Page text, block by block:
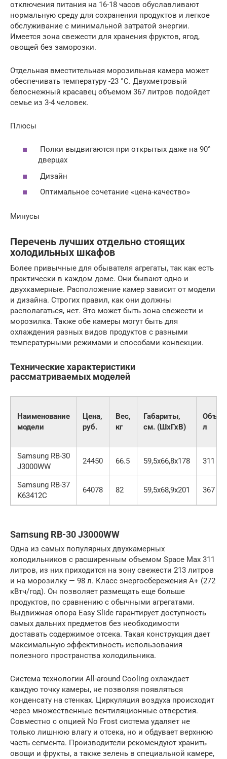
отключения питания на 16-18 часов обуславливают
нормальную среду для сохранения продуктов и легкое
обслуживание с минимальной затратой энергии.
Имеется зона свежести для хранения фруктов, ягод,
овощей без заморозки.
Отдельная вместительная морозильная камера может
обеспечивать температуру -23 °С. Двухметровый
белоснежный красавец объемом 367 литров подойдет
семье из 3-4 человек.
Плюсы
Полки выдвигаются при открытых даже на 90°
дверцах
Дизайн
Оптимальное сочетание «цена-качество»
Минусы
Перечень лучших отдельно стоящих
холодильных шкафов
Более привычные для обывателя агрегаты, так как есть
практически в каждом доме. Они бывают одно и
двухкамерные. Расположение камер зависит от модели
и дизайна. Строгих правил, как они должны
располагаться, нет. Это может быть зона свежести и
морозилка. Также обе камеры могут быть для
охлаждения разных видов продуктов с разными
температурными режимами и способами конвекции.
Технические характеристики
рассматриваемых моделей
Наименование
модели
Цена,
руб.
Вес,
кг
Габариты,
см. (ШхГхВ)
л
Samsung RB-30
J3000WW
24450 66.5 59,5х66,8х178 311
Samsung RB-37
K63412C
64078 82 59,5х68,9х201 367
Samsung RB-30 J3000WW
Одна из самых популярных двухкамерных
холодильников с расширенным объемом Space Max 311
литров, из них приходится на зону свежести 213 литров
и на морозилку — 98 л. Класс энергосбережения А+ (272
кВтч/год). Он позволяет размещать еще больше
продуктов, по сравнению с обычными агрегатами.
Выдвижная опора Easy Slide гарантирует доступность
самых дальних предметов без необходимости
доставать содержимое отсека. Такая конструкция дает
максимальную эффективность использования
полезного пространства холодильника.
Система технологии All-around Cooling охлаждает
каждую точку камеры, не позволяя появляться
конденсату на стенках. Циркуляция воздуха происходит
через множественные вентиляционные отверстия.
Совместно с опцией No Frost система удаляет не
только лишнюю влагу и отсека, но и обдувает верхнюю
часть сегмента. Производители рекомендуют хранить
овощи и фрукты, а также зелень в специальной камере,